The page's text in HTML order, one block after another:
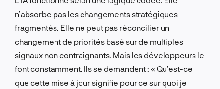
n’absorbe pas les changements stratégiques
fragmentés. Elle ne peut pas réconcilier un
changement de priorités basé sur de multiples
signaux non contraignants. Mais les développeurs le
font constamment. Ils se demandent : « Qu’est-ce
que cette mise à jour signifie pour ce sur quoi je